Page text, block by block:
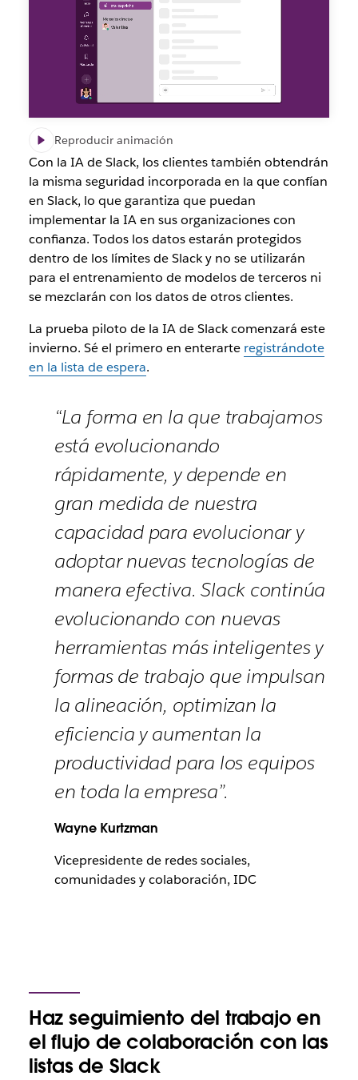
Reproducir animación
Con la IA de Slack, los clientes también obtendrán
la misma seguridad incorporada en la que confían
en Slack, lo que garantiza que puedan
implementar la IA en sus organizaciones con
confianza. Todos los datos estarán protegidos
dentro de los límites de Slack y no se utilizarán
para el entrenamiento de modelos de terceros ni
se mezclarán con los datos de otros clientes.
La prueba piloto de la IA de Slack comenzará este
invierno. Sé el primero en enterarte registrándote
en la lista de espera.
“La forma en la que trabajamos
está evolucionando
rápidamente, y depende en
gran medida de nuestra
capacidad para evolucionar y
adoptar nuevas tecnologías de
manera efectiva. Slack continúa
evolucionando con nuevas
herramientas más inteligentes y
formas de trabajo que impulsan
la alineación, optimizan la
eficiencia y aumentan la
productividad para los equipos
en toda la empresa”.
Wayne Kurtzman
Vicepresidente de redes sociales,
comunidades y colaboración, IDC
Haz seguimiento del trabajo en
el flujo de colaboración con las
listas de Slack